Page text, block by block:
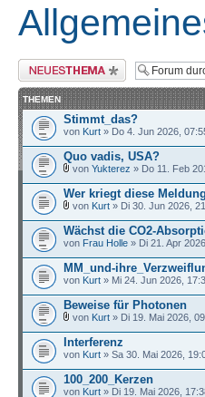
Neues Thema erstellen
THEMEN
Stimmt_das?
von Kurt » Do 4. Jun 2026,
Quo vadis, USA?
von Yukterez » Do 11. Feb
Wer kriegt diese Meldung
von Kurt » Di 30. Jun 2026,
Wächst die CO2-
von Frau Holle » Di 21. Apr
MM_und-
von Kurt » Mi 24. Jun 2026,
Beweise für Photonen
von Kurt » Di 19. Mai 2026,
Interferenz
von Kurt » Sa 30. Mai 2026,
100_200_Kerzen
von Kurt » Di 19. Mai 2026,